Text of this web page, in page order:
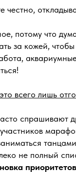
честно,
потому что
за кожей,
всего лишь
спрашивают
не полный